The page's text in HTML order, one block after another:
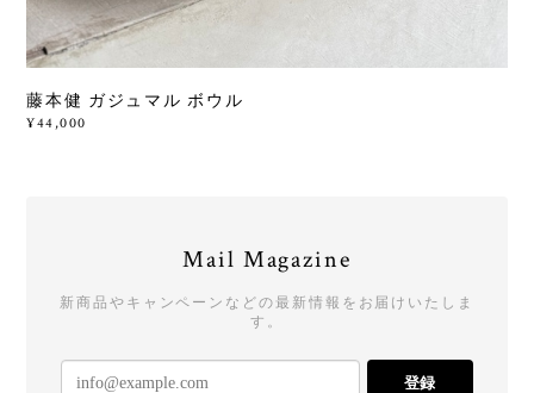
藤本健 ガジュマル ボウル
¥44,000
Mail Magazine
新商品やキャンペーンなどの最新情報をお届けいたしま
す。
登録